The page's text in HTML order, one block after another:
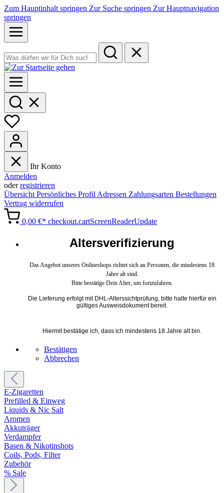
Zum Hauptinhalt springen Zur Suche springen Zur Hauptnavigation
springen
Ihr Konto
Anmelden
oderregistrieren
Übersicht Persönliches Profil Adressen Zahlungsarten Bestellungen
Vertrag widerrufen
0,00 €* checkout.cartScreenReaderUpdate
Altersverifizierung
Das Angebot unseres Onlineshops richtet sich an Personen, die mindestens 18
Jahre alt sind.
Bitte bestätige Dein Alter, um fortzufahren.
Die Lieferung erfolgt mit DHL-Alterssichtprüfung, bitte halte hierfür ein
gültiges Ausweisdokument bereit.
Hiermit bestätige ich, dass ich mindestens 18 Jahre alt bin.
Bestätigen
Abbrechen
E-Zigaretten
Prefilled & Einweg
Liquids & Nic Salt
Aromen
Akkuträger
Verdampfer
Basen & Nikotinshots
Coils, Pods, Filter
Zubehör
% Sale